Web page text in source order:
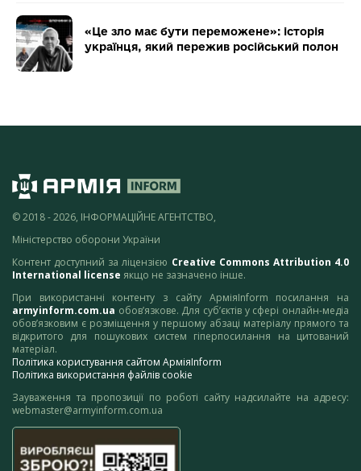
«Це зло має бути переможене»: історія
українця, який пережив російський полон
© 2018 - 2026, ІНФОРМАЦІЙНЕ АГЕНТСТВО,
Міністерство оборони України
Контент доступний за ліцензією Creative Commons Attribution 4.0
International license якщо не зазначено інше.
При використанні контенту з сайту АрміяInform посилання на
armyinform.com.ua обов’язкове. Для суб’єктів у сфері онлайн-медіа
обов’язковим є розміщення у першому абзаці матеріалу прямого та
відкритого для пошукових систем гіперпосилання на цитований
матеріал.
Політика користування сайтом АрміяInform
Політика використання файлів cookie
Зауваження та пропозиції по роботі сайту надсилайте на адресу:
webmaster@armyinform.com.ua